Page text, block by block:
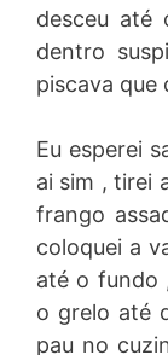
desceu até
dentro
piscava que
Eu esperei
ai sim , tirei
frango
coloquei a
até o fundo
o grelo até
pau no